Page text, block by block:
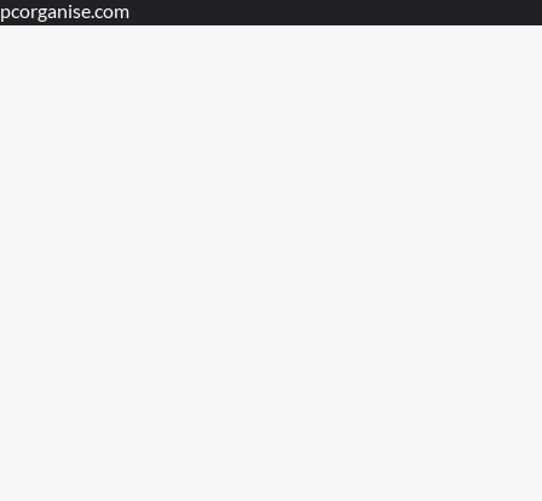
pcorganise.com